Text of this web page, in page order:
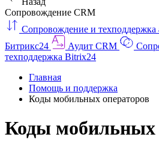
Сопровождение CRM
Сопровождение и техподдержка
Битрикс24
Аудит CRM
техподдержка Bitrix24
Главная
Помощь и поддержка
Коды мобильных операторов
Коды мобильных